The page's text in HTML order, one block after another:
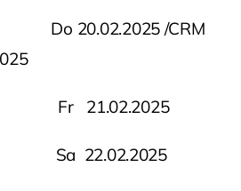
20.02.2025 /CRM
21.02.2025
22.02.2025